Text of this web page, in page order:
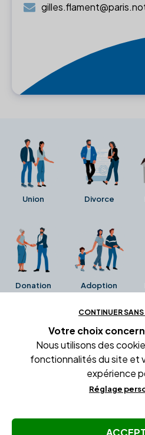
Union Divorce
Donation Adoption
Ces avis proviennent
Business de l'office notarial.
été vérifiés
Conditions générales d'utilisation
Gestion des cookies
CONTINUER
Votre choix
Nous utilisons des
fonctionnalités du site et
expérience
Réglage